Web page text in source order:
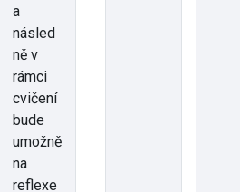
a
násled
ně v
rámci
cvičení
bude
umožně
na
reflexe